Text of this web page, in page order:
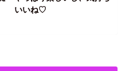
いいね♡